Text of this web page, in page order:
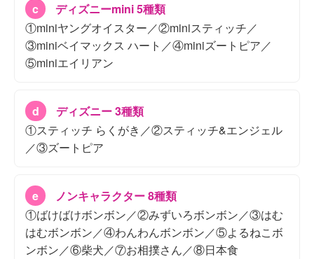
c
ディズニーmini 5種類
①miniヤングオイスター／②miniスティッチ／
③miniベイマックス ハート／④miniズートピア／
⑤miniエイリアン
d
ディズニー 3種類
①スティッチ らくがき／②スティッチ&エンジェル
／③ズートピア
e
ノンキャラクター 8種類
①ばけばけボンボン／②みずいろボンボン／③はむ
はむボンボン／④わんわんボンボン／⑤よるねこボ
ンボン／⑥柴犬／⑦お相撲さん／⑧日本食